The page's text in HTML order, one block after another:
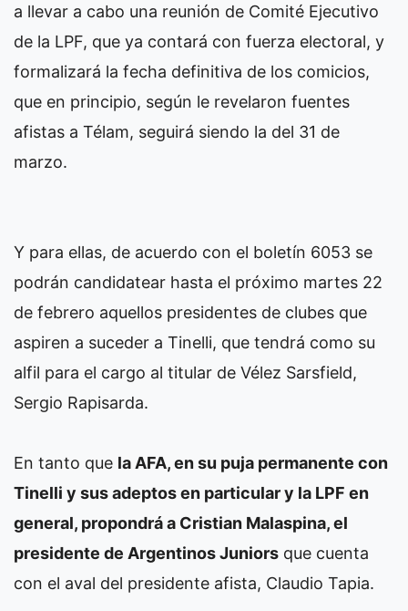
a llevar a cabo una reunión de Comité Ejecutivo
de la LPF, que ya contará con fuerza electoral, y
formalizará la fecha definitiva de los comicios,
que en principio, según le revelaron fuentes
afistas a Télam, seguirá siendo la del 31 de
marzo.
Y para ellas, de acuerdo con el boletín 6053 se
podrán candidatear hasta el próximo martes 22
de febrero aquellos presidentes de clubes que
aspiren a suceder a Tinelli, que tendrá como su
alfil para el cargo al titular de Vélez Sarsfield,
Sergio Rapisarda.
En tanto que la AFA, en su puja permanente con
Tinelli y sus adeptos en particular y la LPF en
general, propondrá a Cristian Malaspina, el
presidente de Argentinos Juniors que cuenta
con el aval del presidente afista, Claudio Tapia.